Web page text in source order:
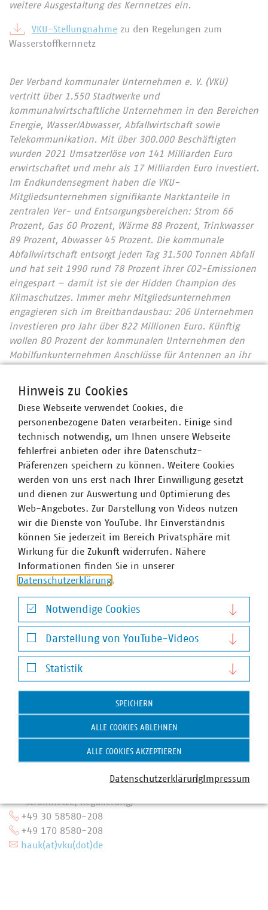
weitere Ausgestaltung des Kernnetzes ein.
VKU-Stellungnahme zu den Regelungen zum
Wasserstoffkernnetz
Der Verband kommunaler Unternehmen e. V. (VKU)
vertritt über 1.550 Stadtwerke und
kommunalwirtschaftliche Unternehmen in den Bereichen
Energie, Wasser/Abwasser, Abfallwirtschaft sowie
Telekommunikation. Mit über 300.000 Beschäftigten
wurden 2021 Umsatzerlöse von 141 Milliarden Euro
erwirtschaftet und mehr als 17 Milliarden Euro investiert.
Im Endkundensegment haben die VKU-
Mitgliedsunternehmen signifikante Marktanteile in
zentralen Ver- und Entsorgungsbereichen: Strom 66
Prozent, Gas 60 Prozent, Wärme 88 Prozent, Trinkwasser
89 Prozent, Abwasser 45 Prozent. Die kommunale
Abfallwirtschaft entsorgt jeden Tag 31.500 Tonnen Abfall
und hat seit 1990 rund 78 Prozent ihrer CO2-Emissionen
eingespart – damit ist sie der Hidden Champion des
Klimaschutzes. Immer mehr Mitgliedsunternehmen
engagieren sich im Breitbandausbau: 206 Unternehmen
investieren pro Jahr über 822 Millionen Euro. Künftig
wollen 80 Prozent der kommunalen Unternehmen den
Mobilfunkunternehmen Anschlüsse für Antennen an ihr
Wir halten Deutschland am Laufen – denn nichts
geschieht, wenn es nicht vor Ort passiert: Unser Beitrag
für heute und morgen: #Daseinsvorsorge. Unsere
Positionen:
www.vku.de
Ansprechpartner
Stromnetze, Regulierung)
+49 30 58580-208
+49 170 8580-208
hauk(at)vku(dot)de
Hinweis zu Cookies
Diese Webseite verwendet Cookies, die
personenbezogene Daten verarbeiten. Einige sind
technisch notwendig, um Ihnen unsere Webseite
fehlerfrei anbieten oder ihre Datenschutz-
Präferenzen speichern zu können. Weitere Cookies
werden von uns erst nach Ihrer Einwilligung gesetzt
und dienen zur Auswertung und Optimierung des
Web-Angebotes. Zur Darstellung von Videos nutzen
wir die Dienste von YouTube. Ihr Einverständnis
können Sie jederzeit im Bereich Privatsphäre mit
Wirkung für die Zukunft widerrufen. Nähere
Informationen finden Sie in unserer
Datenschutzerklärung
Notwendige Cookies
Notwendige Cookies
Darstellung von YouTube-Videos
Darstellung von YouTube-Videos
Statistik
Statistik
SPEICHERN
ALLE COOKIES ABLEHNEN
ALLE COOKIES AKZEPTIEREN
DatenschutzerklärungImpressum